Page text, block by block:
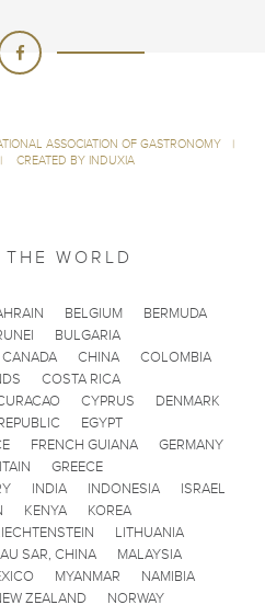
ASSOCIATION OF GASTRONOMY
|
| CREATED BY INDUXIA
WORLD
BELGIUM
BERMUDA
BULGARIA
CANADA CHINA
COLOMBIA
COSTA RICA
CYPRUS
DENMARK
EGYPT
FRENCH GUIANA
GERMANY
GREECE
INDIA INDONESIA
ISRAEL
KENYA
KOREA
LITHUANIA
SAR, CHINA
MALAYSIA
MYANMAR
NAMIBIA
ZEALAND NORWAY